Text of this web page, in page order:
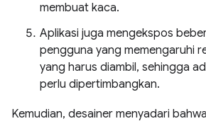
membuat kaca.
Aplikasi juga mengekspos
pengguna yang memengaruhi
yang harus diambil, sehingga
perlu dipertimbangkan.
Kemudian, desainer menyadari